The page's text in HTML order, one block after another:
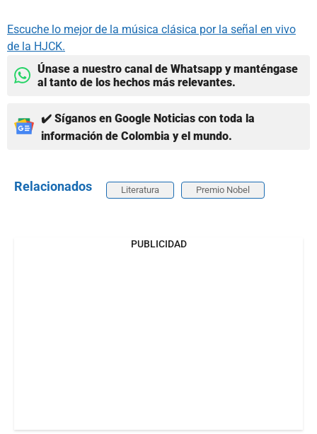
Escuche lo mejor de la música clásica por la señal en vivo
de la HJCK.
Únase a nuestro canal de Whatsapp y manténgase
al tanto de los hechos más relevantes.
✔️ Síganos en Google Noticias con toda la
información de Colombia y el mundo.
Relacionados Literatura Premio Nobel
PUBLICIDAD